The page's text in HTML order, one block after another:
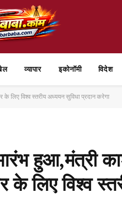
व्यापार ⁠इकोनॉमी विदेश
विश्व स्तरीय अध्ययन सुविधा प्रदान करेगा
हुआ,मंत्री
लिए विश्व